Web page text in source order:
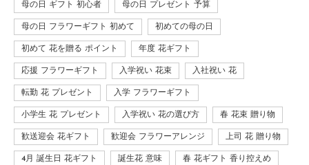
母の日 ギフト 初心者 母の日 プレゼント 予算
母の日 フラワーギフト 初めて 初めての母の日
初めて 花を贈る ポイント 年度 花ギフト
応援 フラワーギフト 入学祝い 花束 入社祝い 花
転勤 花 プレゼント 入学 フラワーギフト
小学生 花 プレゼント 入学祝い 花の選び方 春 花束 贈り物
歓送迎会 花ギフト 歓迎会 フラワーアレンジ 上司 花 贈り物
4月 誕生日 花ギフト 誕生花 意味 春 花ギフト 香り控えめ